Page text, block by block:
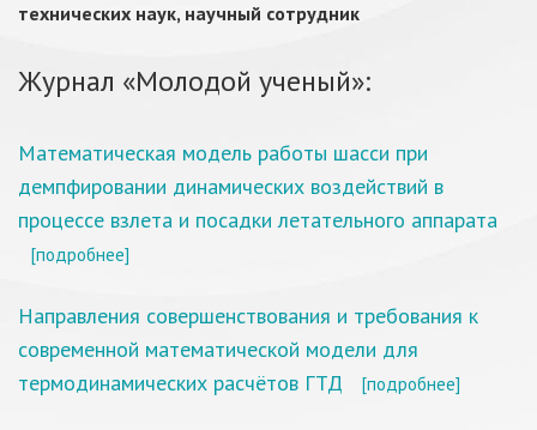
технических наук, научный сотрудник
Журнал «Молодой ученый»:
Математическая модель работы шасси при
демпфировании динамических воздействий в
процессе взлета и посадки летательного аппарата
[подробнее]
Направления совершенствования и требования к
современной математической модели для
термодинамических расчётов ГТД
[подробнее]